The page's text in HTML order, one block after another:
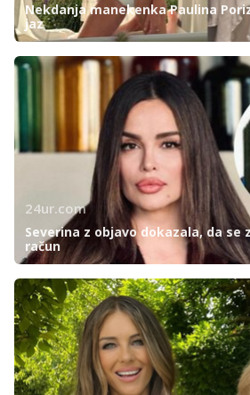
Nekdanja manekenka Paulina
jaz
24ur.com
Severina z objavo dokazala, da se
račun